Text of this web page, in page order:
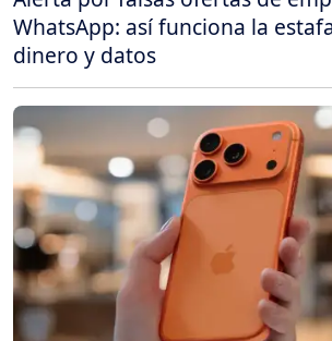
WhatsApp: así funciona la
dinero y datos